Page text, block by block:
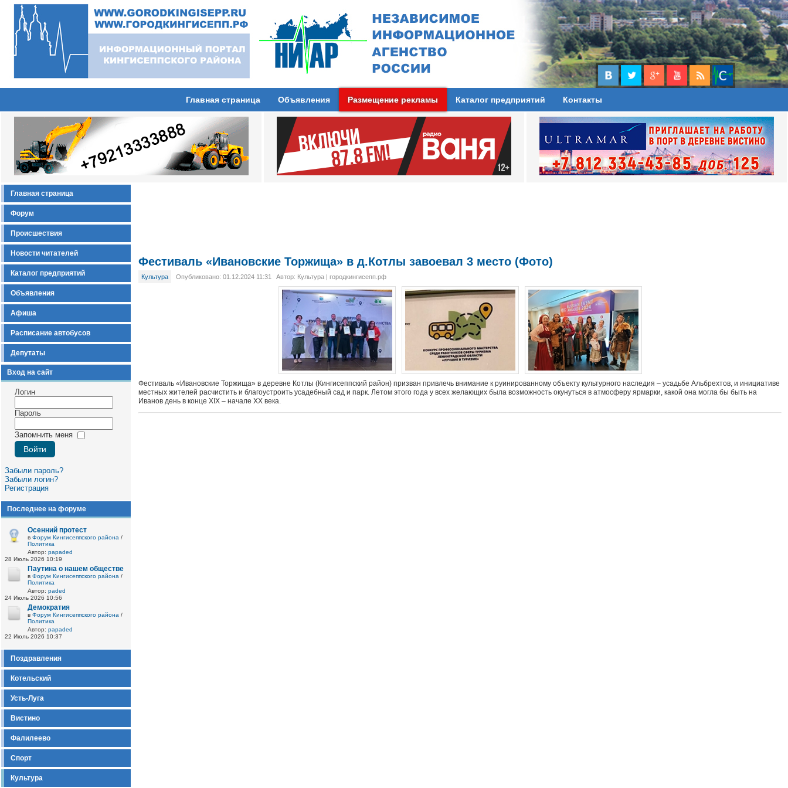
Главная страница Объявления Размещение рекламы Каталог предприятий Контакты
Главная страница
Форум
Происшествия
Новости читателей
Каталог предприятий
Объявления
Афиша
Расписание автобусов
Депутаты
Вход на сайт
Логин
Пароль
Запомнить меня
Забыли пароль?
Забыли логин?
Регистрация
Последнее на форуме
Осенний протест
в Форум Кингисеппского района /
Политика
Автор: papaded
28 Июль 2026 10:19
Паутина о нашем обществе
в Форум Кингисеппского района /
Политика
Автор: paded
24 Июль 2026 10:56
Демократия
в Форум Кингисеппского района /
Политика
Автор: papaded
22 Июль 2026 10:37
Поздравления
Котельский
Усть-Луга
Вистино
Фалилеево
Спорт
Культура
Фестиваль «Ивановские Торжища» в д.Котлы завоевал 3 место (Фото)
Культура Опубликовано: 01.12.2024 11:31 Автор: Культура | городкингисепп.рф
Фестиваль «Ивановские Торжища» в деревне Котлы (Кингисеппский район) призван привлечь внимание к руинированному объекту культурного наследия – усадьбе Альбрехтов, и инициативе
местных жителей расчистить и благоустроить усадебный сад и парк. Летом этого года у всех желающих была возможность окунуться в атмосферу ярмарки, какой она могла бы быть на
Иванов день в конце XIX – начале XX века.